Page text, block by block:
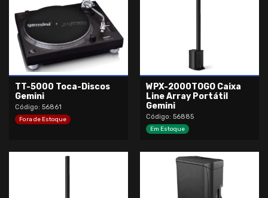
TT-5000 Toca-Discos
Gemini
Código: 56861
Fora de Estoque
WPX-2000TOGO Caixa
Line Array Portátil
Gemini
Código: 56885
Em Estoque